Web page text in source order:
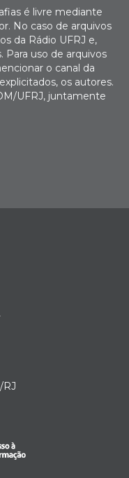
é livre mediante
No caso de arquivos
da Rádio UFRJ e,
Para uso de arquivos
o canal da
os autores.
UFRJ, juntamente
RJ